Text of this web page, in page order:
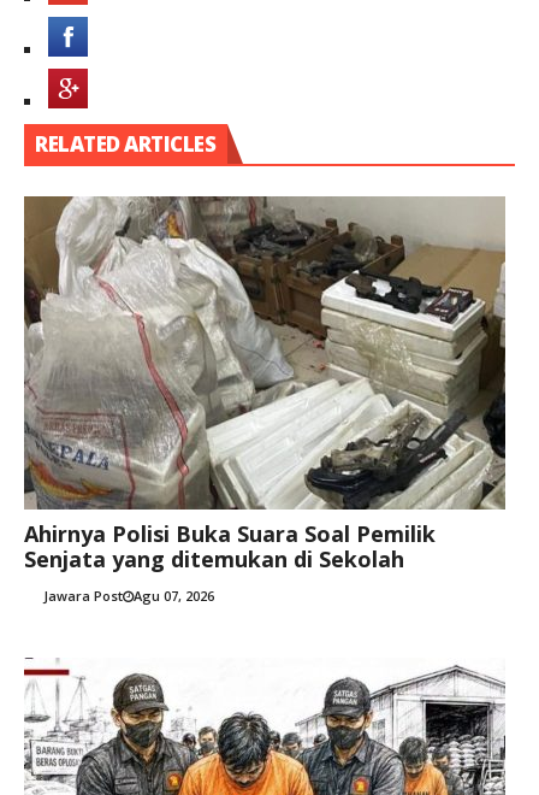
RELATED ARTICLES
Ahirnya Polisi Buka Suara Soal Pemilik
Senjata yang ditemukan di Sekolah
Jawara Post Agu 07, 2026